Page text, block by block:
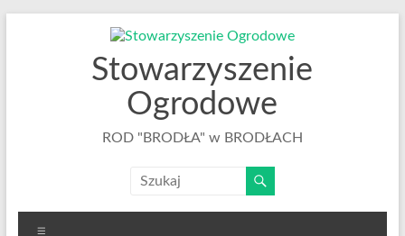
Stowarzyszenie
Ogrodowe
ROD "BRODŁA" w BRODŁACH